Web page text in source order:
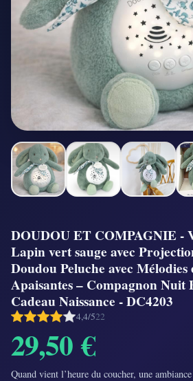
DOUDOU ET COMPAGNIE -
Lapin vert sauge avec
Doudou Peluche avec
Apaisantes – Compagnon Nuit
Cadeau Naissance - DC4203
4,4/522
29,50 €
Quand vient l’heure du coucher, une